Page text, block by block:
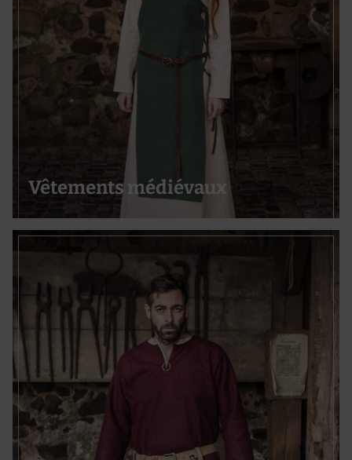
Vêtements médiévaux